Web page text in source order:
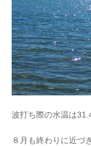
波打ち際の水温は
８月も終わりに近づ